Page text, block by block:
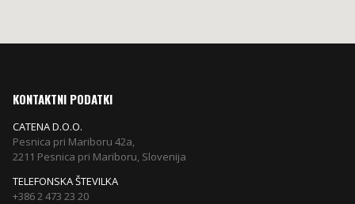
KONTAKTNI PODATKI
CATENA D.O.O.
Pesnica pri Mariboru 42a,
2211 Pesnica pri Mariboru, Slovenija
TELEFONSKA ŠTEVILKA
+386 2 473 23 20